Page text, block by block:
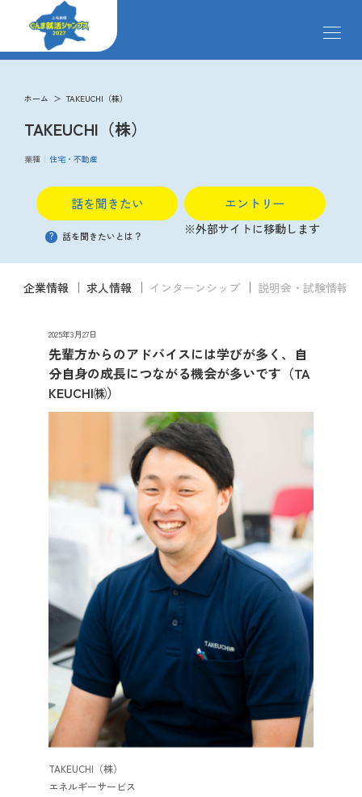
メ
求人検索
イベント
説明会
先輩社員の声
2028年3月卒業予定の方
ぐんま就活ナビについて
会員登録
ログイン
ホーム TAKEUCHI（株）
TAKEUCHI（株）
業種 住宅・不動産
話を聞きたい
? 話を聞きたいとは？
エントリー
※外部サイトに移動します
企業情報 求人情報 インターンシップ 説明会・試験情報
2025年3月27日
先輩方からのアドバイスには学びが多く、自
分自身の成長につながる機会が多いです（TA
KEUCHI㈱）
TAKEUCHI（株）
エネルギーサービス